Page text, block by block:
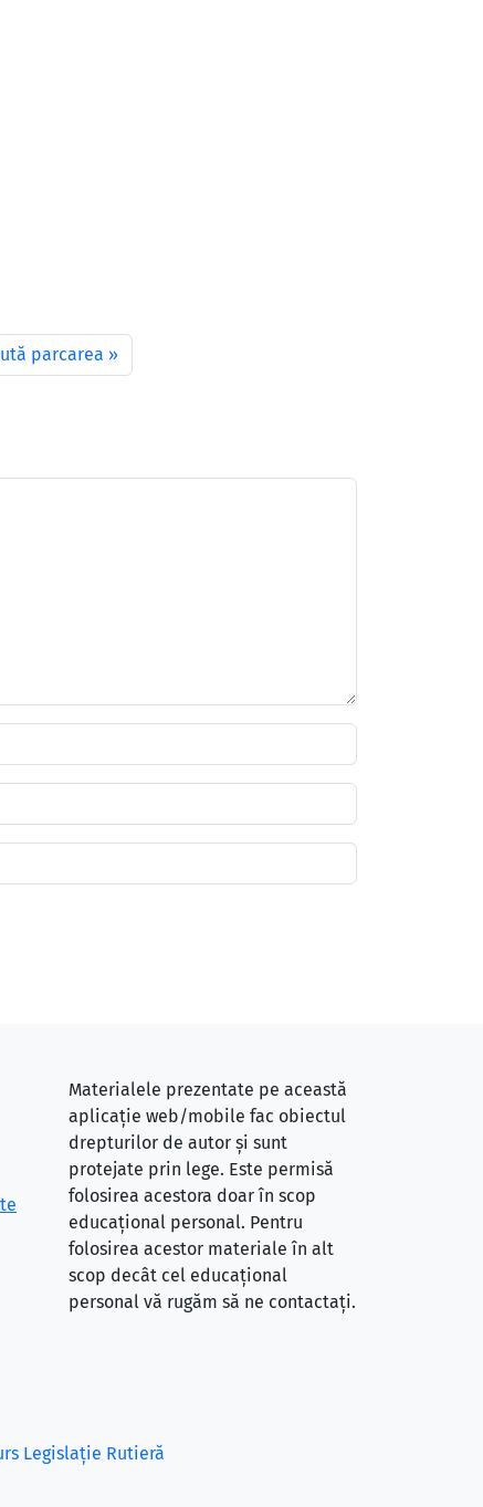
parcarea
Materialele prezentate pe această
aplicație web/mobile fac obiectul
drepturilor de autor și sunt
protejate prin lege. Este permisă
folosirea acestora doar în scop
educațional personal. Pentru
folosirea acestor materiale în alt
scop decât cel educațional
personal vă rugăm să ne contactați.
Legislație Rutieră